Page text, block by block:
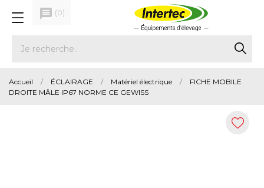
message (0)
Accueil ÉCLAIRAGE Matériel électrique
FICHE MOBILE
DROITE MÂLE IP67 NORME CE GEWISS